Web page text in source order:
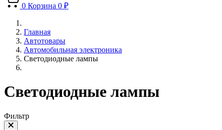
0 Корзина 0 ₽
Главная
Автотовары
Автомобильная электроника
Светодиодные лампы
Светодиодные лампы
Фильтр